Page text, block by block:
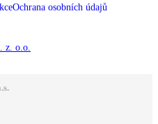
Ochrana osobních údajů
z. o.o.